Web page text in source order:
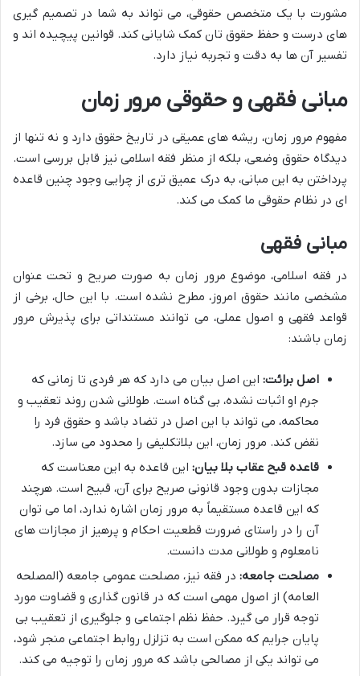
مشورت با یک متخصص حقوقی، می تواند به شما در تصمیم گیری
های درست و حفظ حقوق تان کمک شایانی کند. قوانین پیچیده اند و
تفسیر آن ها به دقت و تجربه نیاز دارد.
مبانی فقهی و حقوقی مرور زمان
مفهوم مرور زمان، ریشه های عمیقی در تاریخ حقوق دارد و نه تنها از
دیدگاه حقوق وضعی، بلکه از منظر فقه اسلامی نیز قابل بررسی است.
پرداختن به این مبانی، به درک عمیق تری از چرایی وجود چنین قاعده
ای در نظام حقوقی ما کمک می کند.
مبانی فقهی
در فقه اسلامی، موضوع مرور زمان به صورت صریح و تحت عنوان
مشخصی مانند حقوق امروز، مطرح نشده است. با این حال، برخی از
قواعد فقهی و اصول عملی، می توانند مستنداتی برای پذیرش مرور
زمان باشند:
اصل برائت: این اصل بیان می دارد که هر فردی تا زمانی که
جرم او اثبات نشده، بی گناه است. طولانی شدن روند تعقیب و
محاکمه، می تواند با این اصل در تضاد باشد و حقوق فرد را
نقض کند. مرور زمان، این بلاتکلیفی را محدود می سازد.
قاعده قبح عقاب بلا بیان: این قاعده به این معناست که
مجازات بدون وجود قانونی صریح برای آن، قبیح است. هرچند
که این قاعده مستقیماً به مرور زمان اشاره ندارد، اما می توان
آن را در راستای ضرورت قطعیت احکام و پرهیز از مجازات های
نامعلوم و طولانی مدت دانست.
مصلحت جامعه: در فقه نیز، مصلحت عمومی جامعه (المصلحه
العامه) از اصول مهمی است که در قانون گذاری و قضاوت مورد
توجه قرار می گیرد. حفظ نظم اجتماعی و جلوگیری از تعقیب بی
پایان جرایم که ممکن است به تزلزل روابط اجتماعی منجر شود،
می تواند یکی از مصالحی باشد که مرور زمان را توجیه می کند.